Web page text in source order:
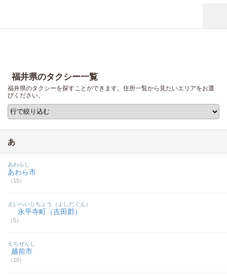
福井県のタクシー一覧
福井県のタクシーを探すことができます。住所一覧から見たいエリアをお選
びください。
あ
あわら市
（15）
あわらし
永平寺町（吉田郡）
（5）
えいへいじちょう（よしだぐん）
越前市
（10）
えちぜんし